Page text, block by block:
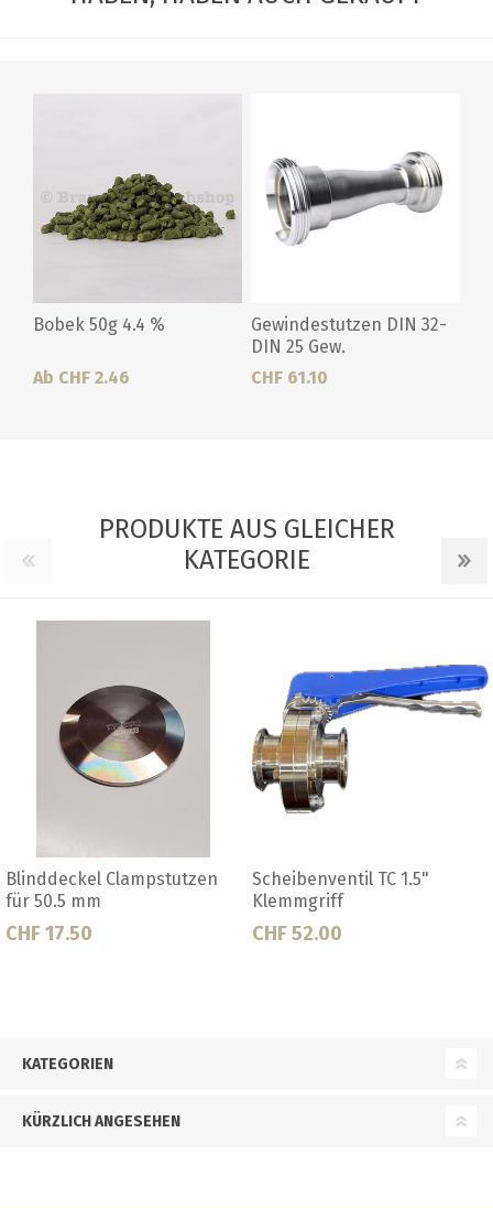
Bobek 50g 4.4 %
Ab CHF 2.46
Gewindestutzen DIN 32-
DIN 25 Gew.
CHF 61.10
PRODUKTE AUS GLEICHER
KATEGORIE
TC 1.5"
Scheibenventil Tri Clamp 1.5"
Blinddeckel
KATEGORIEN
KÜRZLICH ANGESEHEN